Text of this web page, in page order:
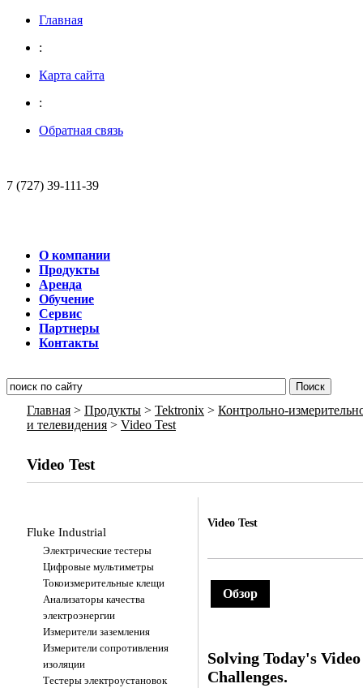
Главная
:
Карта сайта
:
Обратная связь
7 (727) 39-111-39
О компании
Продукты
Аренда
Обучение
Сервис
Партнеры
Контакты
Главная > Продукты > Tektronix > Контрольно-
и телевидения > Video Test
Video Test
Fluke Industrial
Электрические тестеры
Цифровые мультиметры
Токоизмерительные клещи
Анализаторы качества
электроэнергии
Измерители заземления
Измерители сопротивления
изоляции
Тестеры электроустановок
Video Test
Обзор
Solving Today's
Challenges.